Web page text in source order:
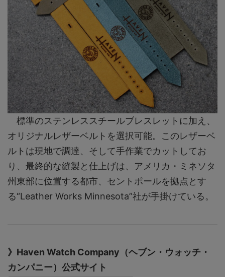
標準のステンレススチールブレスレットに加え、
オリジナルレザーベルトを選択可能。このレザーベ
ルトは現地で調達、そして手作業でカットしてお
り、最終的な縫製と仕上げは、アメリカ・ミネソタ
州東部に位置する都市、セントポールを拠点とす
る“Leather Works Minnesota”社が手掛けている。
》Haven Watch Company（ヘブン・ウォッチ・
カンパニー）公式サイト